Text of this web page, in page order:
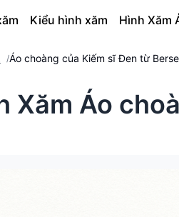
Kiểu hình xăm Hình Xăm
/Áo choàng của Kiếm sĩ Đen từ
Xăm Áo